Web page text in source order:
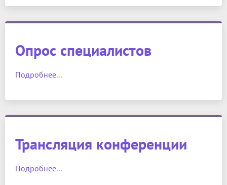
Опрос специалистов
Подробнее...
Трансляция конференции
Подробнее...